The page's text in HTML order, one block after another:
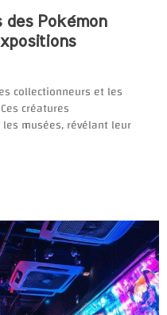
des Pokémon
collectionneurs et les
créatures
musées, révélant leur